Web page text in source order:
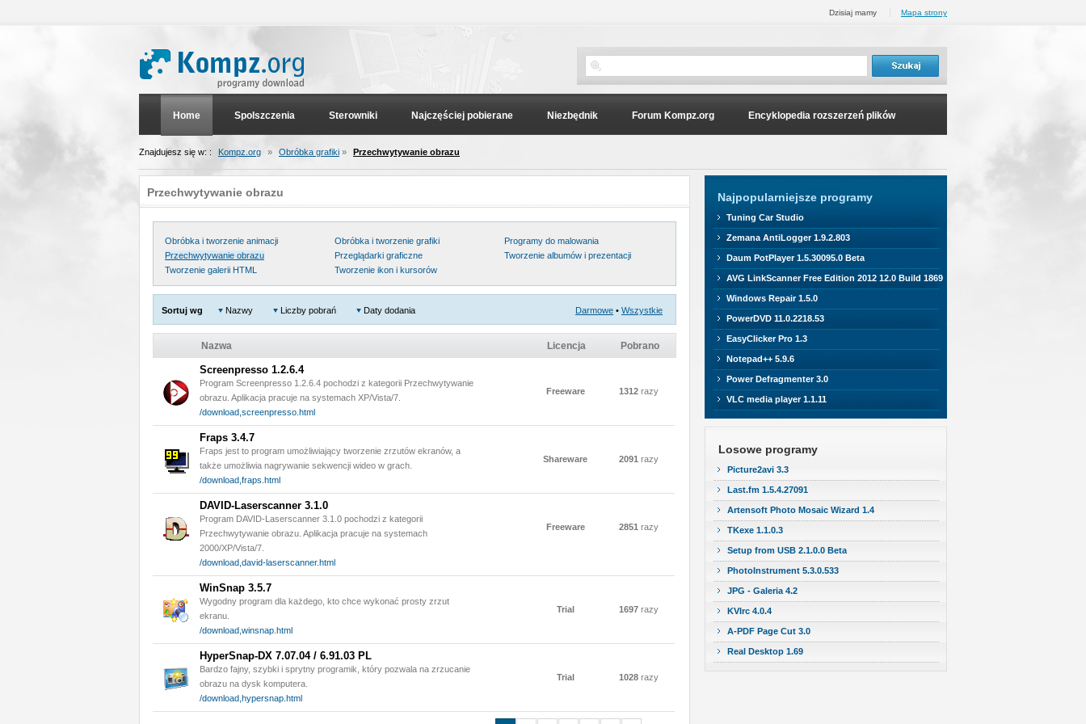
Dzisiaj mamy Mapa strony
Home Spolszczenia Sterowniki Najczęściej pobierane Niezbędnik Forum Kompz.org Encyklopedia rozszerzeń plików
Znajdujesz się w: : Kompz.org » Obróbka grafiki » Przechwytywanie obrazu
Przechwytywanie obrazu
Obróbka i tworzenie animacji Obróbka i tworzenie grafiki
Programy do malowania
Przechwytywanie obrazu
Przeglądarki graficzne
Tworzenie albumów i prezentacji
Tworzenie galerii HTML
Tworzenie ikon i kursorów
Sortuj wg Nazwy Liczby pobrań Daty dodania Darmowe • Wszystkie
Nazwa Licencja Pobrano
Screenpresso 1.2.6.4
Program Screenpresso 1.2.6.4 pochodzi z kategorii Przechwytywanie
obrazu. Aplikacja pracuje na systemach XP/Vista/7.
/download,screenpresso.html
Freeware 1312 razy
Fraps 3.4.7
Fraps jest to program umożliwiający tworzenie zrzutów ekranów, a
także umożliwia nagrywanie sekwencji wideo w grach.
/download,fraps.html
Shareware 2091 razy
DAVID-Laserscanner 3.1.0
Program DAVID-Laserscanner 3.1.0 pochodzi z kategorii
Przechwytywanie obrazu. Aplikacja pracuje na systemach
2000/XP/Vista/7.
/download,david-laserscanner.html
Freeware 2851 razy
WinSnap 3.5.7
Wygodny program dla każdego, kto chce wykonać prosty zrzut
ekranu.
/download,winsnap.html
Trial 1697 razy
HyperSnap-DX 7.07.04 / 6.91.03 PL
Bardzo fajny, szybki i sprytny programik, który pozwala na zrzucanie
obrazu na dysk komputera.
/download,hypersnap.html
Trial 1028 razy
Najpopularniejsze programy
Tuning Car Studio
Zemana AntiLogger 1.9.2.803
Daum PotPlayer 1.5.30095.0 Beta
AVG LinkScanner Free Edition 2012 12.0 Build 1869
Windows Repair 1.5.0
PowerDVD 11.0.2218.53
EasyClicker Pro 1.3
Notepad++ 5.9.6
Power Defragmenter 3.0
VLC media player 1.1.11
Losowe programy
Picture2avi 3.3
Last.fm 1.5.4.27091
Artensoft Photo Mosaic Wizard 1.4
TKexe 1.1.0.3
Setup from USB 2.1.0.0 Beta
PhotoInstrument 5.3.0.533
JPG - Galeria 4.2
KVIrc 4.0.4
A-PDF Page Cut 3.0
Real Desktop 1.69